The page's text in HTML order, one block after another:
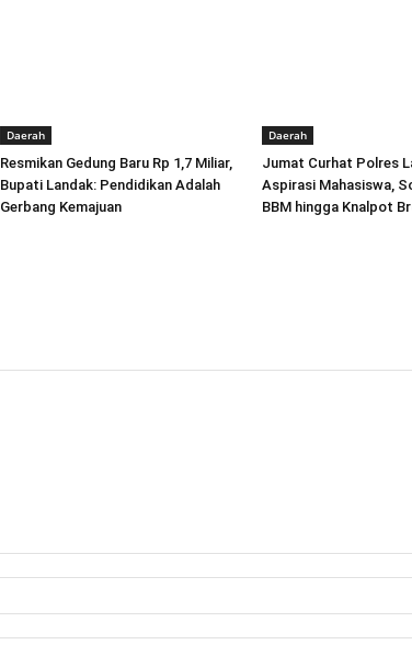
Daerah
Resmikan Gedung Baru Rp 1,7 Miliar,
Bupati Landak: Pendidikan Adalah
Gerbang Kemajuan
Daerah
Jumat Curhat Polres
Aspirasi Mahasiswa,
BBM hingga Knalpot